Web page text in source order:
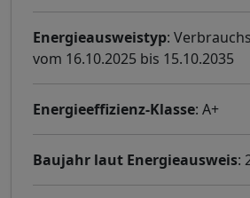
Energieausweistyp:
vom 16.10.2025 bis 15.10.2035
Energieeffizienz-Klasse: A+
Baujahr laut Energieausweis: